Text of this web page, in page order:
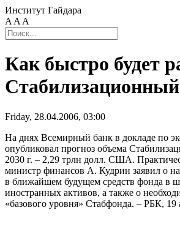
Институт Гайдара
A A A
Как быстро будет
Friday, 28.04.2006, 03:00
На днях Всемирный банк в докладе по
опубликовал прогноз объема
2030 г. – 2,29 трлн долл. США.
министр финансов А. Кудрин заявил о
в ближайшем будущем средств фонда в
иностранных активов, а также о
«базового уровня» Стабфонда. – РБК, 19